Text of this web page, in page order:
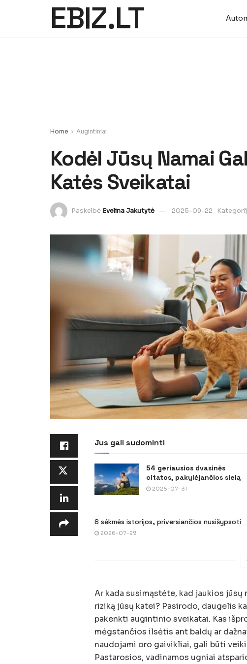
EBIZ.LT
Home Augintiniai
Kodėl Jūsų Namai
Katės Sveikatai
Paskelbė Evelina Jakutytė 2025-09-22
Jus gali sudominti
54 geriausios dvasinės
citatos, pakylėjančios sielą
2026-07-31
6 sėkmės istorijos, priversiančios nusišypsoti
2026-07-29
Ar kada susimąstėte, kad jaukios
riziką jūsų katei? Pasirodo, daugelis
pakenkti augintinio sveikatai. Kas
mėgstančios ilsėtis ant baldų ar
naudojami oro gaivikliai, gali būti
Pastarosios, vadinamos ugniai